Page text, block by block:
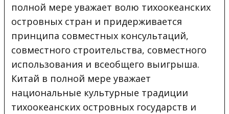
полной мере уважает волю тихоокеанских
островных стран и придерживается
принципа совместных консультаций,
совместного строительства, совместного
использования и всеобщего выигрыша.
Китай в полной мере уважает
национальные культурные традиции
тихоокеанских островных государств и